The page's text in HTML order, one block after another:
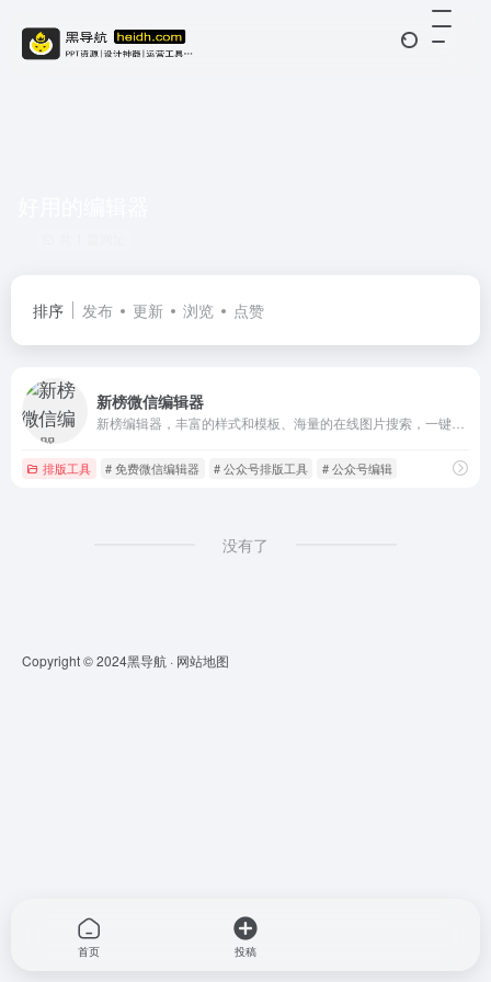
排序 发布 更新 浏览 点赞
新榜微信编辑器
排版工具 # 免费微信编辑器 # 公众号排版工具 # 公众号编辑
没有了
Copyright © 2024黑导航 · 网站地图
首页 投稿